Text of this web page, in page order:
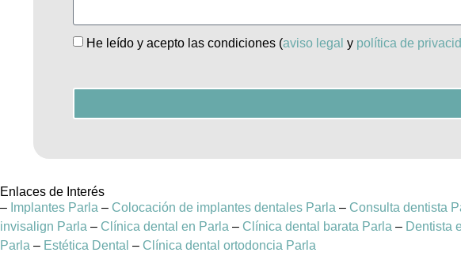
He leído y acepto las condiciones (aviso legal y política de
Enlaces de Interés
– Implantes Parla – Colocación de implantes dentales Parla – Consulta dentista
invisalign Parla – Clínica dental en Parla – Clínica dental barata Parla – Dentista
Parla – Estética Dental – Clínica dental ortodoncia Parla